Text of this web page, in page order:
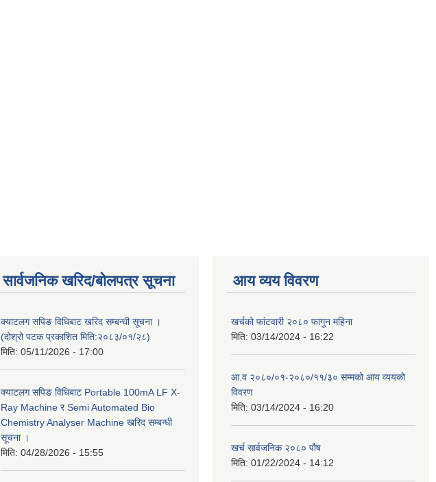
सार्वजनिक खरिद/बोलपत्र सूचना
क्याटलग सपिङ विधिबाट खरिद सम्बन्धी सूचना ।
(दोश्रो पटक प्रकाशित मिति:२०८३/०१/२८)
मिति: 05/11/2026 - 17:00
क्याटलग सपिङ विधिबाट Portable 100mA LF X-
Ray Machine र Semi Automated Bio
Chemistry Analyser Machine खरिद सम्बन्धी
सूचना ।
मिति: 04/28/2026 - 15:55
आय व्यय विवरण
खर्चको फांटवारी २०८० फागुन महिना
मिति: 03/14/2024 - 16:22
आ.व २०८०/०१-२०८०/११/३० सम्मको आय व्ययको
विवरण
मिति: 03/14/2024 - 16:20
खर्च सार्वजनिक २०८० पौष
मिति: 01/22/2024 - 14:12